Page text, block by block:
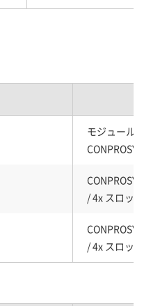
モジュール
/ 4x スロッ
/ 4x スロッ